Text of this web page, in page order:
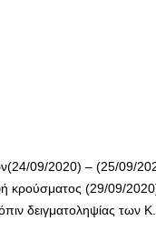
09/2020) – (25/09/
(29/09/2020)
δειγματοληψίας